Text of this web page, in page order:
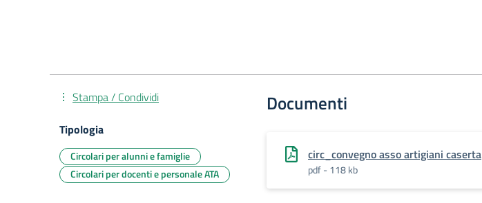
Documenti
circ_convegno asso artigiani caserta
pdf - 118 kb
Stampa / Condividi
Tipologia
Circolari per alunni e famiglie
Circolari per docenti e personale ATA